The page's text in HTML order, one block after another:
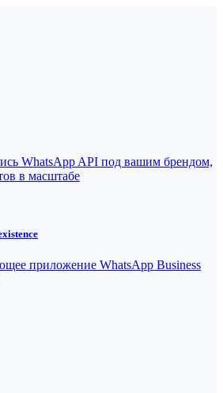
WhatsApp API под вашим брендом,
в масштабе
приложение WhatsApp Business